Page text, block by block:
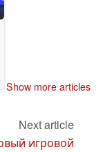
Show more articles
Next article
игровой